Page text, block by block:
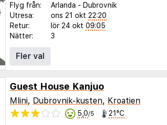
Flyg från: Arlanda - Dubrovnik
Utresa:
ons 21 okt 22:20
Retur:
lör 24 okt 09:05
Nätter:
3
Fler val
Guest House Kanjuo
Mlini, Dubrovnik-kusten, Kroatien
5,0/5 21°C